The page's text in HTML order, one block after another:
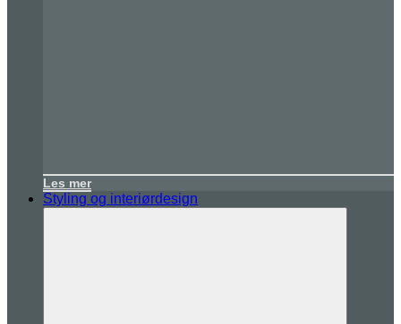
Les mer
Styling og interiørdesign